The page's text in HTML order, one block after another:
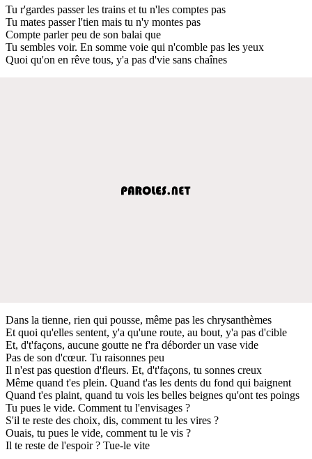
Tu r'gardes passer les trains et tu n'les comptes pas
Tu mates passer l'tien mais tu n'y montes pas
Compte parler peu de son balai que
Tu sembles voir. En somme voie qui n'comble pas les yeux
Quoi qu'on en rêve tous, y'a pas d'vie sans chaînes
Dans la tienne, rien qui pousse, même pas les chrysanthèmes
Et quoi qu'elles sentent, y'a qu'une route, au bout, y'a pas d'cible
Et, d't'façons, aucune goutte ne f'ra déborder un vase vide
Pas de son d'cœur. Tu raisonnes peu
Il n'est pas question d'fleurs. Et, d't'façons, tu sonnes creux
Même quand t'es plein. Quand t'as les dents du fond qui baignent
Quand t'es plaint, quand tu vois les belles beignes qu'ont tes poings
Tu pues le vide. Comment tu l'envisages ?
S'il te reste des choix, dis, comment tu les vires ?
Ouais, tu pues le vide, comment tu le vis ?
Il te reste de l'espoir ? Tue-le vite